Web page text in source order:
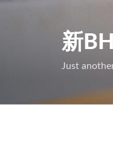
へ
新
Just